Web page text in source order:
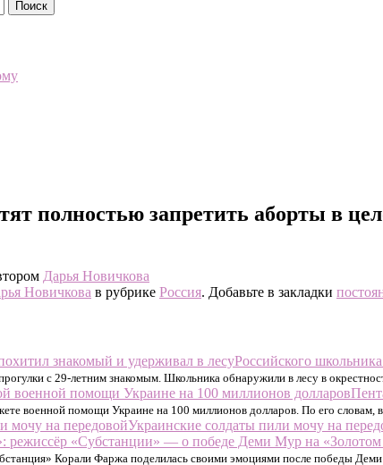
полностью запретить аборты в
Дарья Новичкова
Новичкова в рубрике Россия. Добавьте в закладки
Российского
с 29-летним знакомым. Школьника обнаружили в лесу в
военной помощи Украине на 100 миллионов долларов. По его
Украинские солдаты пили мочу на
Корали Фаржа поделилась своими эмоциями после победы